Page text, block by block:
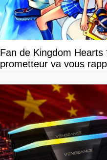
Fan de Kingdom Hearts
prometteur va vous